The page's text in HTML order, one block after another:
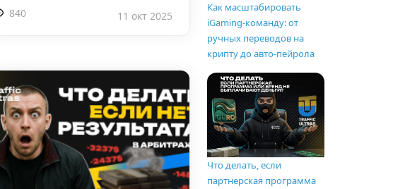
840 11 окт 2025
Как масштабировать
iGaming-команду: от
ручных переводов на
крипту до авто-пейрола
Что делать, если
партнерская программа